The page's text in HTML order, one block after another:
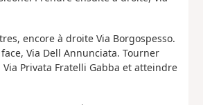
encore à droite Via Borgospesso.
Via Dell Annunciata. Tourner
Privata Fratelli Gabba et atteindre